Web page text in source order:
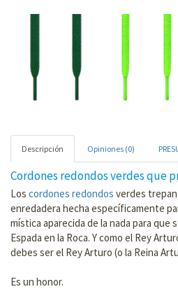
Descripción Opiniones (0)
Cordones redondos verdes que
Los cordones redondos verdes
enredadera hecha específicamente
mística aparecida de la nada para que
Espada en la Roca. Y como el Rey
debes ser el Rey Arturo (o la Reina
Es un honor.